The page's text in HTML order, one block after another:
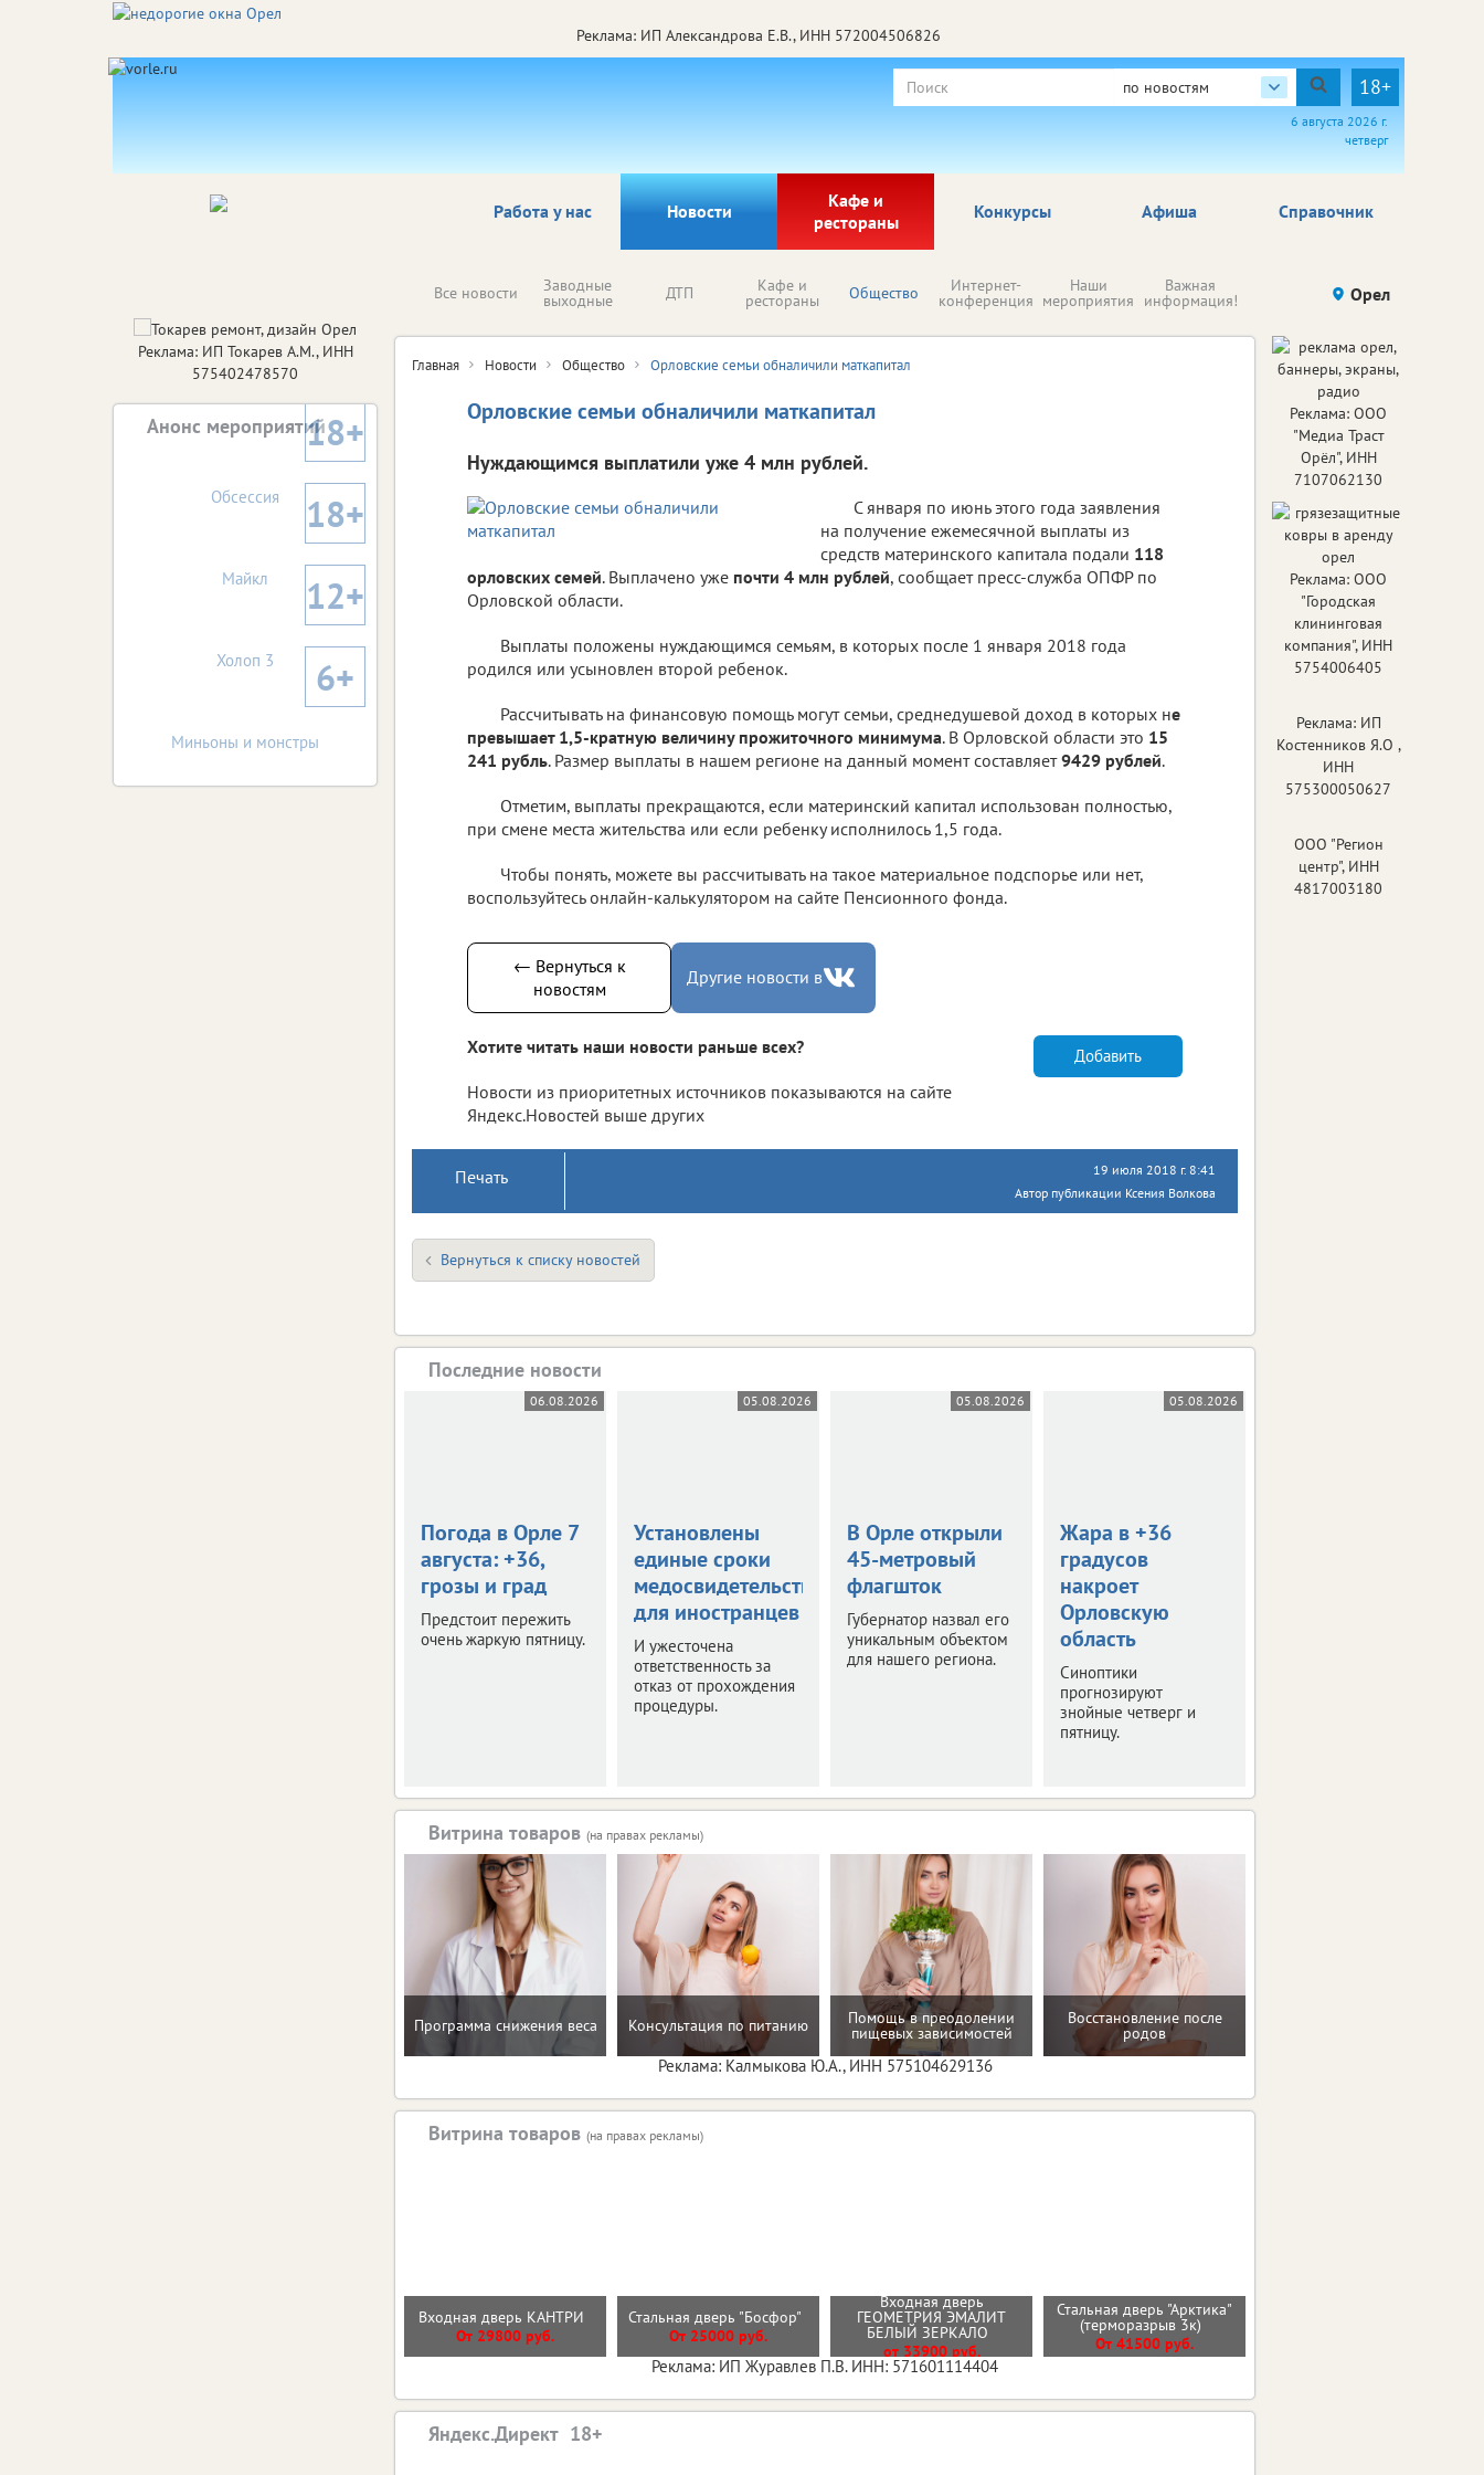
Реклама: ИП Александрова Е.В., ИНН 572004506826
по новостям 18+
6 августа 2026 г.
четверг
Работа у нас Новости
Кафе и
рестораны
Афиша Справочник
Конкурсы
Все новости Заводные
выходные ДТП Кафе и
рестораны Общество Интернет-
конференция
Наши
мероприятия
Важная
информация! Происшествия Здоровье
Орел
Главная Новости Общество Орловские семьи обналичили маткапитал
Орловские семьи обналичили маткапитал
Нуждающимся выплатили уже 4 млн рублей.
С января по июнь этого года заявления
на получение ежемесячной выплаты из
средств материнского капитала подали 118
орловских семей. Выплачено уже почти 4 млн рублей, сообщает пресс-служба ОПФР по
Орловской области.
Выплаты положены нуждающимся семьям, в которых после 1 января 2018 года
родился или усыновлен второй ребенок.
Рассчитывать на финансовую помощь могут семьи, среднедушевой доход в которых не
превышает 1,5-кратную величину прожиточного минимума. В Орловской области это 15
241 рубль. Размер выплаты в нашем регионе на данный момент составляет9429 рублей.
Отметим, выплаты прекращаются, если материнский капитал использован полностью,
при смене места жительства или если ребенку исполнилось 1,5 года.
Чтобы понять, можете вы рассчитывать на такое материальное подспорье или нет,
воспользуйтесь онлайн-калькулятором на сайте Пенсионного фонда.
← Вернуться к
новостям
Другие новости в
Хотите читать наши новости раньше всех?
Новости из приоритетных источников показываются на сайте
Яндекс.Новостей выше других
Добавить
Печать
19 июля 2018 г. 8:41
Автор публикации Ксения Волкова
Вернуться к списку новостей
Последние новости
06.08.2026
Погода в Орле 7
августа: +36,
грозы и град
Предстоит пережить
очень жаркую пятницу.
05.08.2026
Установлены
единые сроки
медосвидетельствования
для иностранцев
И ужесточена
ответственность за
отказ от прохождения
процедуры.
05.08.2026
В Орле открыли
45-метровый
флагшток
Губернатор назвал его
уникальным объектом
для нашего региона.
05.08.2026
Жара в +36
градусов
накроет
Орловскую
область
Синоптики
прогнозируют
знойные четверг и
пятницу.
Витрина товаров (на правах рекламы)
Программа снижения веса Консультация по питанию Помощь в преодолении
пищевых зависимостей
Восстановление после
родов
Реклама: Калмыкова Ю.А., ИНН 575104629136
Витрина товаров (на правах рекламы)
Входная дверь КАНТРИ
От 29800 руб.
Стальная дверь "Босфор"
От 25000 руб.
Входная дверь
ГЕОМЕТРИЯ ЭМАЛИТ
БЕЛЫЙ ЗЕРКАЛО
от 33900 руб.
Стальная дверь "Арктика"
(терморазрыв 3к)
От 41500 руб.
Реклама: ИП Журавлев П.В. ИНН: 571601114404
Яндекс.Директ
Реклама: ИП Токарев А.М., ИНН
575402478570
Анонс мероприятий18+
Обсессия 18+
Майкл 12+
Холоп 3 6+
Миньоны и монстры
Реклама: ООО
"Медиа Траст
Орёл", ИНН
7107062130
Реклама: ООО
"Городская
клининговая
компания", ИНН
5754006405
Реклама: ИП
Костенников Я.О ,
ИНН
575300050627
ООО "Регион
центр", ИНН
4817003180